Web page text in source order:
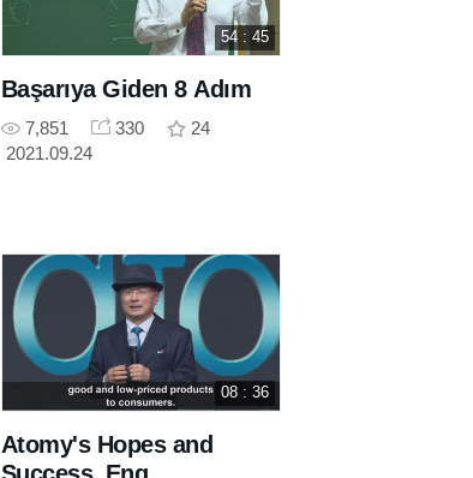
54 : 45
Başarıya Giden 8 Adım
7,851 330
24
2021.09.24
08 : 36
Atomy's Hopes and